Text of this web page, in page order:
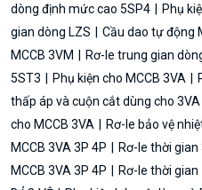
dòng định mức cao 5SP4
Phụ
gian dòng LZS
Cầu dao tự động
MCCB 3VM
Rơ-le trung gian
5ST3
Phụ kiện cho MCCB 3VA
thấp áp và cuộn cắt dùng cho 3VA
cho MCCB 3VA
Rơ-le bảo vệ
MCCB 3VA 3P 4P
Rơ-le thời gian
MCCB 3VA 3P 4P
Rơ-le thời gian